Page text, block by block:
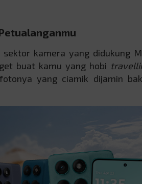
kamera yang didukung
buat kamu yang hobi
yang ciamik dijamin